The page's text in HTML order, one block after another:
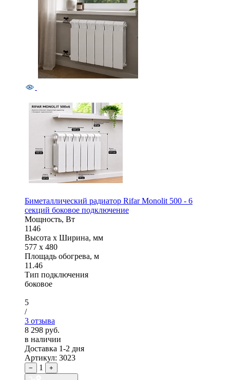
Биметаллический радиатор Rifar Monolit 500 - 6
секций боковое подключение
Мощность, Вт
1146
Высота x Ширина, мм
577 x 480
Площадь обогрева, м
11.46
Тип подключения
боковое
5
/
3 отзыва
8 298 руб.
в наличии
Доставка 1-2 дня
Артикул: 3023
− 1 +